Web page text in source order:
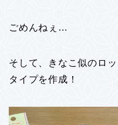
ごめんねぇ…
そして、きなこ似のロ
タイプを作成！